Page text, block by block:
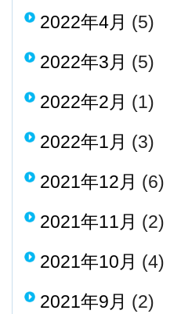
2022年4月 (5)
2022年3月 (5)
2022年2月 (1)
2022年1月 (3)
2021年12月 (6)
2021年11月 (2)
2021年10月 (4)
2021年9月 (2)